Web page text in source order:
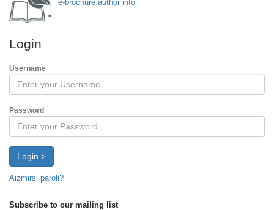
e-brochure author info
Login
Username
Password
Login >
Aizmirsi paroli?
Subscribe to our mailing list